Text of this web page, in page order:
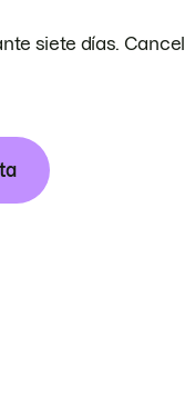
siete días.